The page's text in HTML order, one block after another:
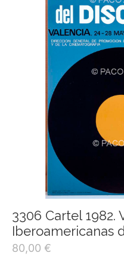
3306 Cartel 1982.
Iberoamericanas
80,00 €